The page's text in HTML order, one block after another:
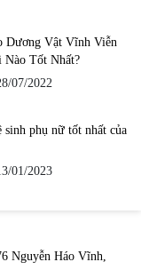
Dương Vật Vĩnh Viễn
Nào Tốt Nhất?
07/2022
phụ nữ tốt nhất của
01/2023
Nguyễn Háo Vĩnh,